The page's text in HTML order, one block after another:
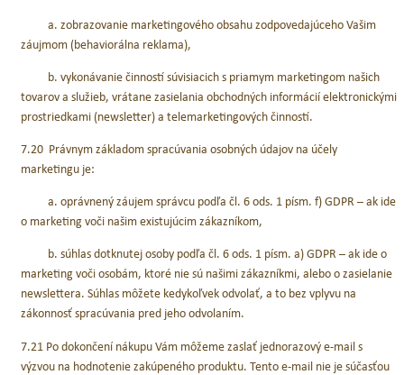
a. zobrazovanie marketingového obsahu zodpovedajúceho Vašim
záujmom (behaviorálna reklama),
b. vykonávanie činností súvisiacich s priamym marketingom našich
tovarov a služieb, vrátane zasielania obchodných informácií elektronickými
prostriedkami (newsletter) a telemarketingových činností.
7.20 Právnym základom spracúvania osobných údajov na účely
marketingu je:
a. oprávnený záujem správcu podľa čl. 6 ods. 1 písm. f) GDPR – ak ide
o marketing voči našim existujúcim zákazníkom,
b. súhlas dotknutej osoby podľa čl. 6 ods. 1 písm. a) GDPR – ak ide o
marketing voči osobám, ktoré nie sú našimi zákazníkmi, alebo o zasielanie
newslettera. Súhlas môžete kedykoľvek odvolať, a to bez vplyvu na
zákonnosť spracúvania pred jeho odvolaním.
7.21 Po dokončení nákupu Vám môžeme zaslať jednorazový e-mail s
výzvou na hodnotenie zakúpeného produktu. Tento e-mail nie je súčasťou